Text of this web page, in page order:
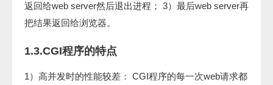
返回给web server然后退出进程； 3）最后web server再
把结果返回给浏览器。
1.3.CGI程序的特点
1）高并发时的性能较差： CGI程序的每一次web请求都